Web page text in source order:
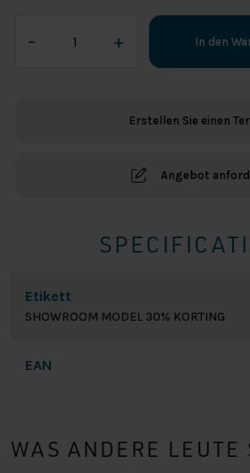
–
SOFA
+ In den
Erstellen Sie einen
Angebot
Etikett
SHOWROOM MODEL 30% KORTING
EAN
WAS ANDERE LEUTE